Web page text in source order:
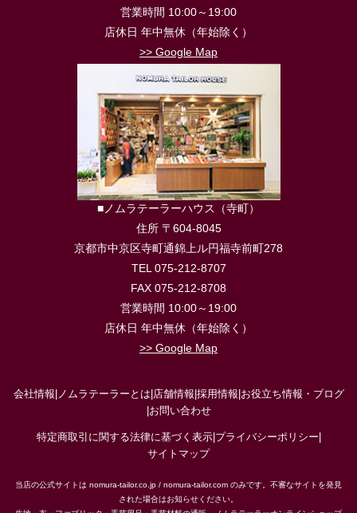
営業時間 10:00～19:00
店休日 年中無休（年始除く）
>> Google Map
■ノムラテーラーハウス（寺町）
住所 〒604-8045
京都市中京区寺町通錦上ル円福寺前町278
TEL 075-212-8707
FAX 075-212-8708
営業時間 10:00～19:00
店休日 年中無休（年始除く）
>> Google Map
会社情報 ノムラテーラーとは 店舗情報 採用情報 お役立ち情報・ブログ
お問い合わせ
特定商取引に関する法律に基づく表示| プライバシーポリシー
サイトマップ
当店の公式サイトは nomura-tailor.co.jp / nomura-tailor.com のみです。不審なサイトを発見
された場合はお知らせください。